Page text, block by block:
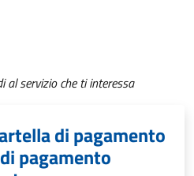
al servizio che ti interessa
di pagamento
pagamento